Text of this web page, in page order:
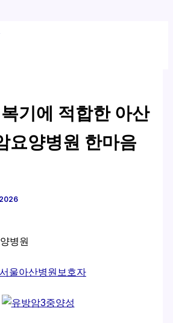
기에 적합한 아산
요양병원 한마음